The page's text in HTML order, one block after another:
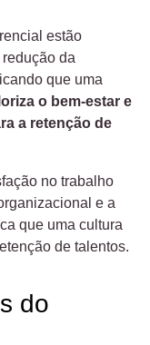
estão
da
que uma
o bem-estar e
a retenção de
no trabalho
e a
que uma cultura
de talentos.
do